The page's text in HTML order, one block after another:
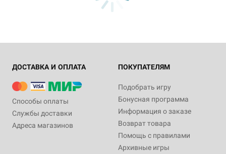
ДОСТАВКА И ОПЛАТА
Способы оплаты
Службы доставки
Адреса магазинов
ПОКУПАТЕЛЯМ
Подобрать игру
Бонусная программа
Информация о заказе
Возврат товара
Помощь с правилами
Архивные игры